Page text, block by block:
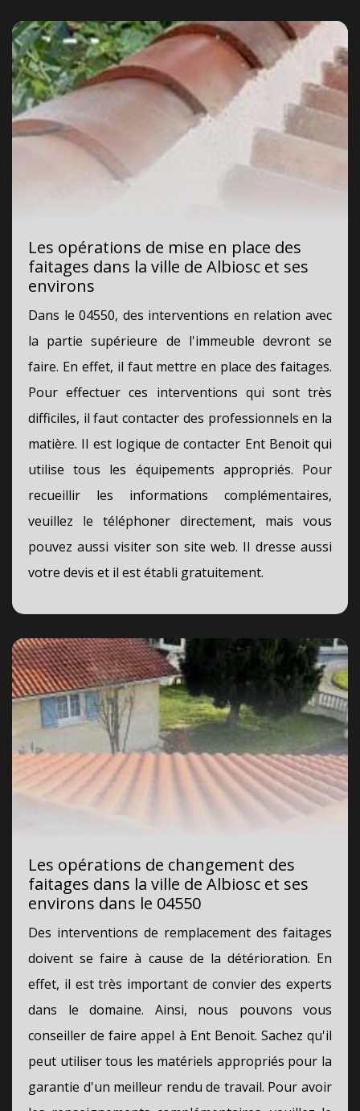
Les opérations de mise en place des
faitages dans la ville de Albiosc et ses
environs
Dans le 04550, des interventions en relation avec
la partie supérieure de l'immeuble devront se
faire. En effet, il faut mettre en place des faitages.
Pour effectuer ces interventions qui sont très
difficiles, il faut contacter des professionnels en la
matière. Il est logique de contacter Ent Benoit qui
utilise tous les équipements appropriés. Pour
recueillir les informations complémentaires,
veuillez le téléphoner directement, mais vous
pouvez aussi visiter son site web. Il dresse aussi
votre devis et il est établi gratuitement.
Les opérations de changement des
faitages dans la ville de Albiosc et ses
environs dans le 04550
Des interventions de remplacement des faitages
doivent se faire à cause de la détérioration. En
effet, il est très important de convier des experts
dans le domaine. Ainsi, nous pouvons vous
conseiller de faire appel à Ent Benoit. Sachez qu'il
peut utiliser tous les matériels appropriés pour la
garantie d'un meilleur rendu de travail. Pour avoir